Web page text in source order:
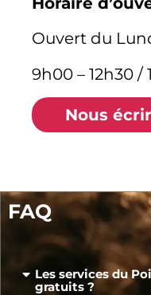
Ouvert du
9h00 – 12h30 /
Nous
FAQ
Les services du
gratuits ?